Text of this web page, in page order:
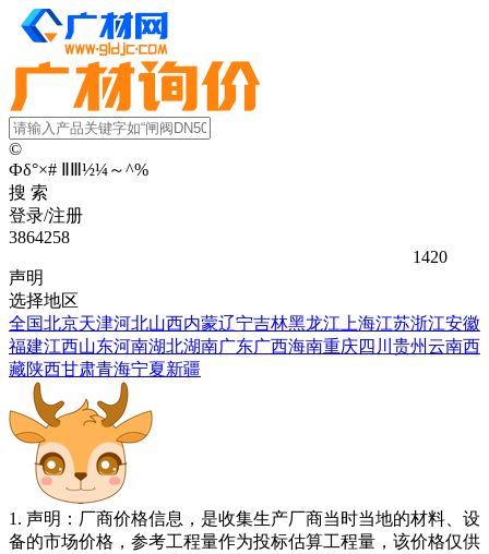
©
Фδ°×# ½¼～^%
搜 索
登录/注册
3864258
1420
声明
选择地区
全国北京天津河北山西内蒙辽宁吉林黑龙江 上海江苏浙江安徽
福建江西山东河南湖北湖南广东广西海南重庆四川 贵州云南西
藏陕西甘肃青海宁夏新疆
1. 声明：厂商价格信息，是收集生产厂商当时当地的材料、设
备的市场价格，参考工程量作为投标估算工程量，该价格仅供